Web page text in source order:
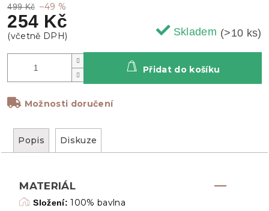
499 Kč –49 %
254 Kč
Skladem (>10 ks)
Možnosti doručení
Přidat do košíku
Popis Diskuze
MATERIÁL
Složení: 100% bavlna